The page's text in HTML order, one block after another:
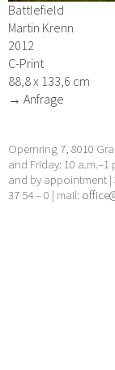
Battlefield
Martin Krenn
2012
C-Print
88,8 x 133,6 cm
→ Anfrage
Opernring 7, 8010
and Friday: 10 a.m.–1
and by appointment |
37 54 – 0 | mail: